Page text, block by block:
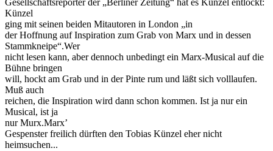
Gesellschaftsreporter der „Berliner Zeitung“ hat es Künzel entlockt:
Künzel
ging mit seinen beiden Mitautoren in London „in
der Hoffnung auf Inspiration zum Grab von Marx und in dessen
Stammkneipe“.Wer
nicht lesen kann, aber dennoch unbedingt ein Marx-Musical auf die
Bühne bringen
will, hockt am Grab und in der Pinte rum und läßt sich volllaufen.
Muß auch
reichen, die Inspiration wird dann schon kommen. Ist ja nur ein
Musical, ist ja
nur Murx.Marx’
Gespenster freilich dürften den Tobias Künzel eher nicht
heimsuchen...